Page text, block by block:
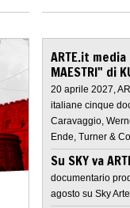
ARTE.it
MAESTRI" di
20 aprile 2027,
italiane cinque
Caravaggio,
Ende, Turner &
Su SKY va
documentario
agosto su Sky Arte